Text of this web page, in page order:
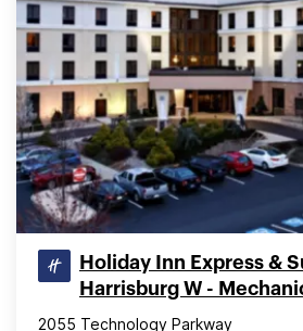
Holiday Inn Express &
Harrisburg W -
2055 Technology Parkway